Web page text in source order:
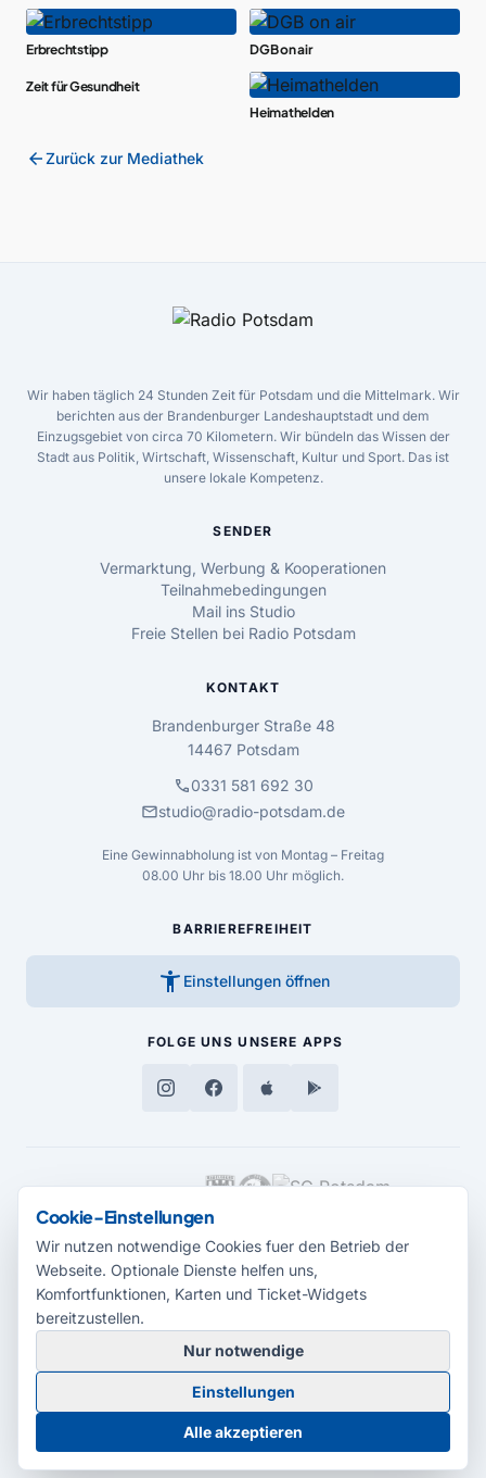
Erbrechtstipp DGB on air
Zeit für Gesundheit
Heimathelden
arrow_backZurück zur Mediathek
Wir haben täglich 24 Stunden Zeit für Potsdam und die Mittelmark. Wir
berichten aus der Brandenburger Landeshauptstadt und dem
Einzugsgebiet von circa 70 Kilometern. Wir bündeln das Wissen der
Stadt aus Politik, Wirtschaft, Wissenschaft, Kultur und Sport. Das ist
unsere lokale Kompetenz.
SENDER
Vermarktung, Werbung & Kooperationen
Teilnahmebedingungen
Mail ins Studio
Freie Stellen bei Radio Potsdam
KONTAKT
Brandenburger Straße 48
14467 Potsdam
call0331 581 692 30
mailstudio@radio-potsdam.de
Eine Gewinnabholung ist von Montag – Freitag
08.00 Uhr bis 18.00 Uhr möglich.
BARRIEREFREIHEIT
accessibility_new Einstellungen öffnen
FOLGE UNS UNSERE APPS
MEDIENPARTNER
© 2026 Radio Potsdam. Webseite entwickelt durch dieMedienagentur
Babelsberg
BarrierefreiheitserklärungAGBDatenschutzImpressum
Cookie-Einstellungen
Cookie-Einstellungen
Wir nutzen notwendige Cookies fuer den Betrieb der
Webseite. Optionale Dienste helfen uns,
Komfortfunktionen, Karten und Ticket-Widgets
bereitzustellen.
Nur notwendige
Einstellungen
Alle akzeptieren